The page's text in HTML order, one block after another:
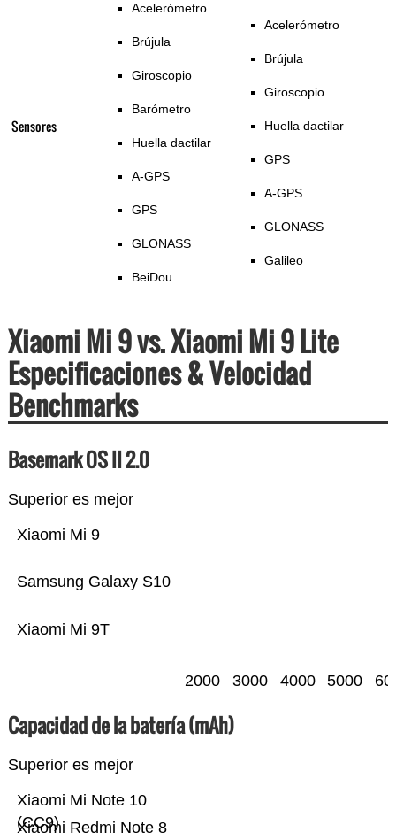
Sensores
Acelerómetro
Brújula
Giroscopio
Barómetro
Huella dactilar
A-GPS
GPS
GLONASS
BeiDou
Acelerómetro
Brújula
Giroscopio
Huella dactilar
GPS
A-GPS
GLONASS
Galileo
Xiaomi Mi 9 vs. Xiaomi Mi 9 Lite
Especificaciones & Velocidad
Benchmarks
Basemark OS II 2.0
Superior es mejor
Xiaomi Mi 9T
Samsung Galaxy S10
Xiaomi Mi 9
2000 3000 4000 5000
Capacidad de la batería (mAh)
Superior es mejor
Xiaomi Redmi Note 8
Xiaomi Mi Note 10
(CC9)